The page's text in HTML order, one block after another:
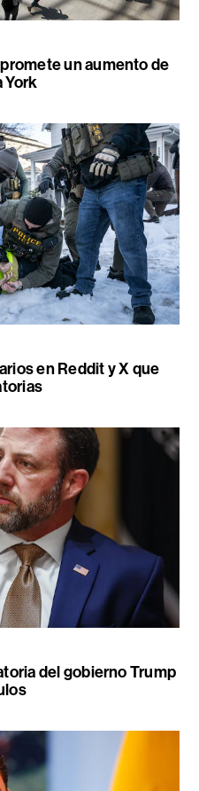
un aumento de
York
en Reddit y X que
del gobierno Trump